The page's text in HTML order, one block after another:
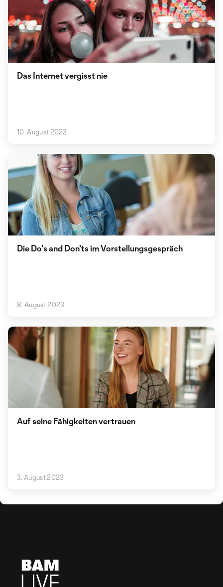
Das Internet vergisst nie
10. August 2023
Die Do's and Don'ts im Vorstellungsgespräch
8. August 2023
Auf seine Fähigkeiten vertrauen
3. August 2023